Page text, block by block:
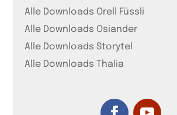
Alle Downloads Orell Füssli
Alle Downloads Osiander
Alle Downloads Storytel
Alle Downloads Thalia